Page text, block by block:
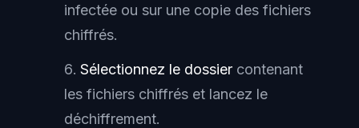
infectée ou sur une copie des fichiers
chiffrés.
Sélectionnez le dossier contenant
les fichiers chiffrés et lancez le
déchiffrement.